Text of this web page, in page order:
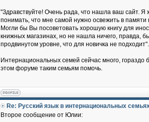
"Здравствуйте! Очень рада, что нашла ваш сайт. Я
понимать, что мне самой нужно освежить в памяти
Могли бы Вы посоветовать хорошую книгу для
книжных магазинах, но не нашла ничего, правда,
продвинутом уровне, что для новичка не подходит".
Интернациональных семей сейчас много,
этом форуме таким семьям помочь.
Re: Русский язык в интернациональных
Второе сообщение от Юлии: